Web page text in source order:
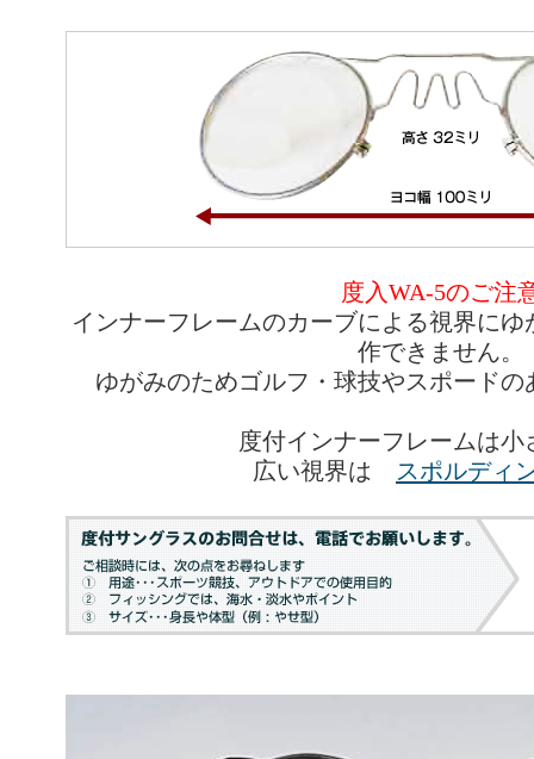
度入WA-5のご注
インナーフレームのカーブによる視界に
作できません。
ゆがみのためゴルフ・球技やスポード
度付インナーフレームは小
広い視界は
スポルディ